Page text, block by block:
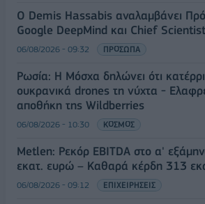
Ο Demis Hassabis αναλαμβάνει
Google DeepMind και Chief
06/08/2026 - 09:32 ΠΡΟΣΩΠΑ
Ρωσία: Η Μόσχα δηλώνει ότι
ουκρανικά drones τη νύχτα -
αποθήκη της Wildberries
06/08/2026 - 10:30 ΚΟΣΜΟΣ
Metlen: Ρεκόρ EBITDA στο α'
εκατ. ευρώ – Καθαρά κέρδη 313
06/08/2026 - 09:12 ΕΠΙΧΕΙΡΗΣΕΙΣ